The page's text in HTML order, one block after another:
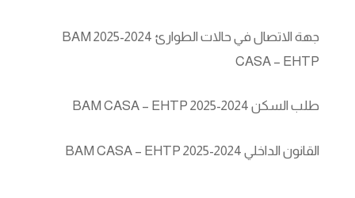
جهة الاتصال في حالات الطوارئ 2024-2025 BAM
CASA – EHTP
طلب السكن 2024-2025 BAM CASA – EHTP
القانون الداخلي 2024-2025 BAM CASA – EHTP